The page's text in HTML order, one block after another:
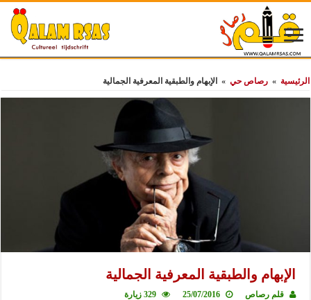
الرئيسية » رصاص حي » الإبهام والطبقية المعرفية الجمالية
الإبهام والطبقية المعرفية الجمالية
قلم رصاص 25/07/2016 329 زيارة